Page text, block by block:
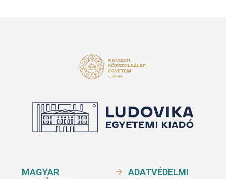
MAGYAR
ADATVÉDELMI